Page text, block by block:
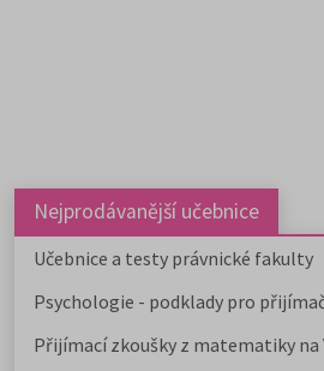
Nejprodávanější učebnice
Učebnice a testy právnické fakulty
Psychologie - podklady pro
Přijímací zkoušky z matematiky na